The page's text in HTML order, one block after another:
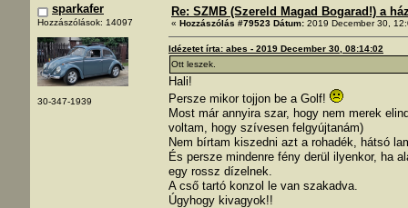
sparkafer
Hozzászólások: 14097
30-347-1939
Re: SZMB (Szereld Magad Bogarad!) a
« Hozzászólás #79523 Dátum: 2019 December 30,
Idézetet írta: abes - 2019 December 30, 08:14:02
Ott leszek.
Hali!
Persze mikor tojjon be a Golf!
Most már annyira szar, hogy nem merek
voltam, hogy szívesen felgyújtanám)
Nem bírtam kiszedni azt a rohadék, hátsó
És persze mindenre fény derül ilyenkor, ha
egy rossz dízelnek.
A cső tartó konzol le van szakadva.
Úgyhogy kivagyok!!